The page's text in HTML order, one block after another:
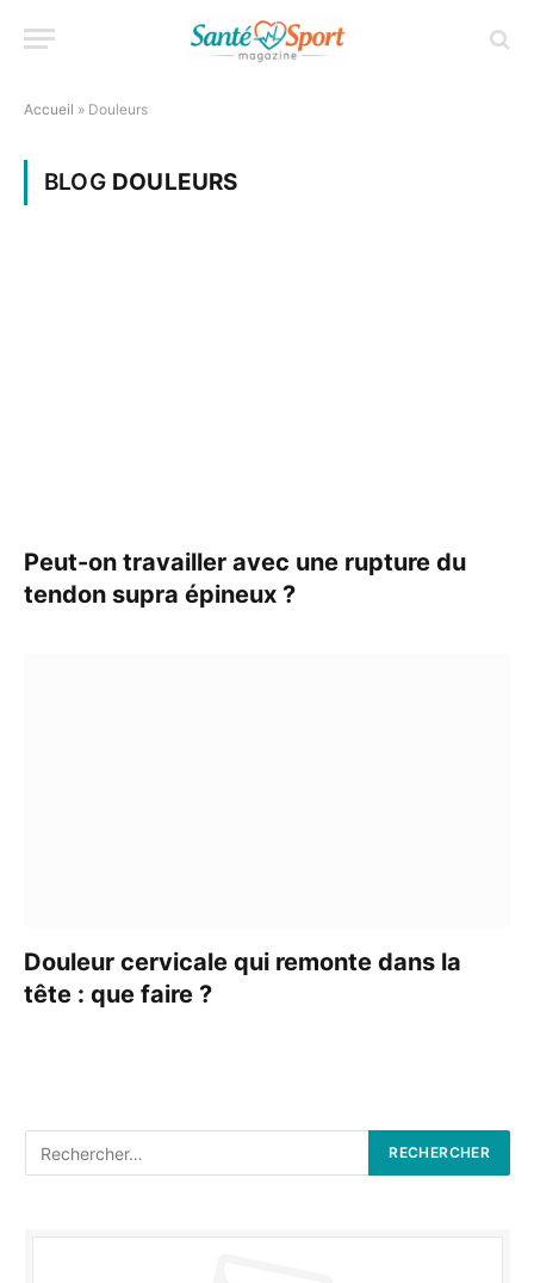
Accueil » Douleurs
BLOG DOULEURS
Peut-on travailler avec une rupture du
tendon supra épineux ?
Douleur cervicale qui remonte dans la
tête : que faire ?